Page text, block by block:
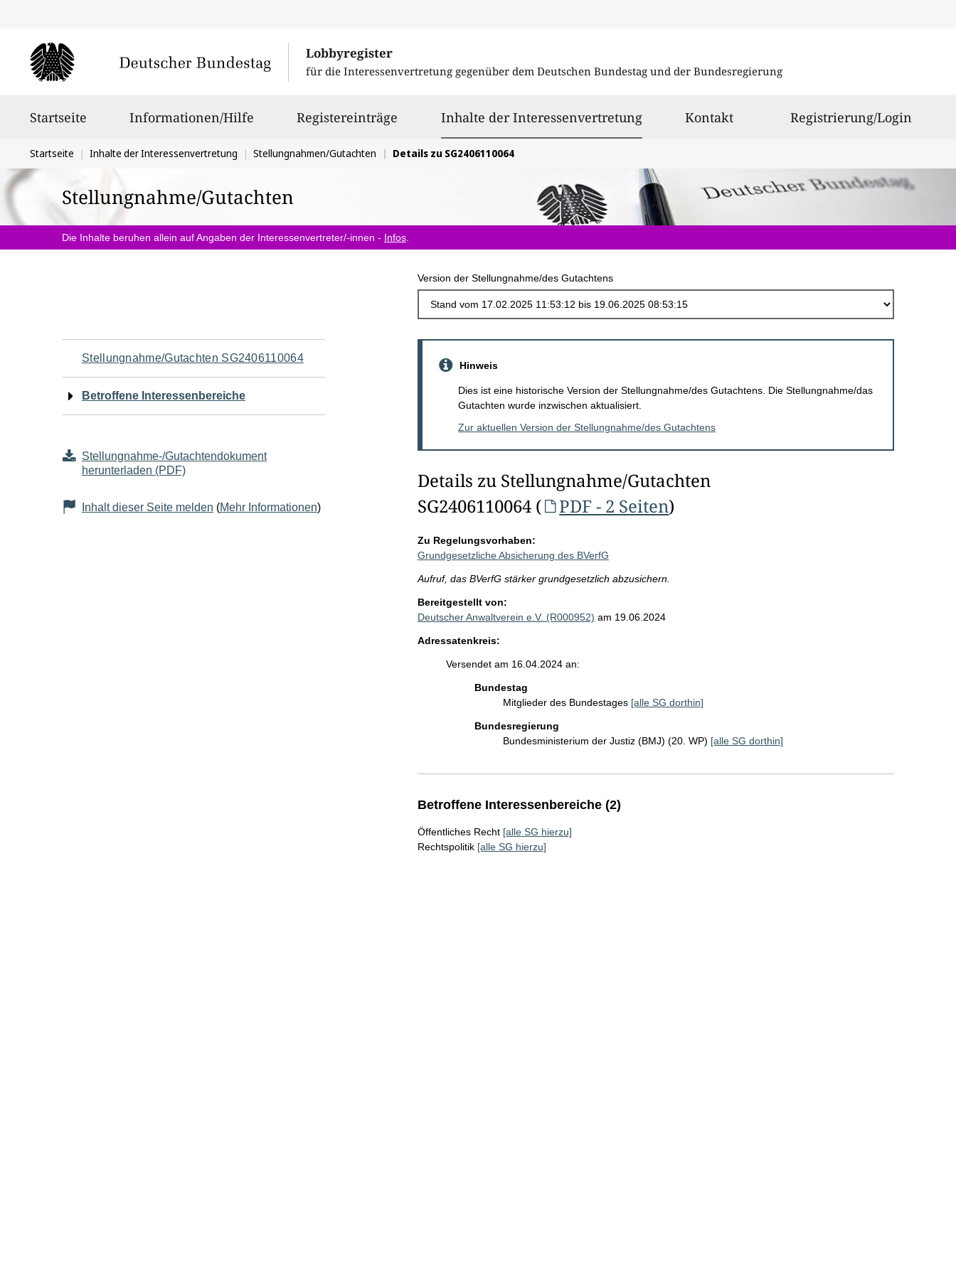
Lobbyregister
für die Interessenvertretung gegenüber dem Deutschen Bundestag und der Bundesregierung
Startseite Informationen/Hilfe Registereinträge Inhalte der Interessenvertretungausgewählt
Kontakt Registrierung/Login
Sie
befinden
sich
hier:
Startseite Inhalte der Interessenvertretung Stellungnahmen/Gutachten Details zu SG2406110064
Stellungnahme/Gutachten
Die Inhalte beruhen allein auf Angaben der Interessenvertreter/-innen - Infos
Version der Stellungnahme/des Gutachtens
Navigation
für
Seiteninhalt
Stellungnahme/Gutachten SG2406110064
Betroffene Interessenbereiche
Stellungnahme-/Gutachtendokument
herunterladen (PDF)
Inhalt dieser Seite melden (Mehr Informationen)
Hinweis
Dies ist eine historische Version der Stellungnahme/des Gutachtens. Die Stellungnahme/das
Gutachten wurde inzwischen aktualisiert.
Zur aktuellen Version der Stellungnahme/des Gutachtens
Details zu Stellungnahme/Gutachten
SG2406110064 (
PDF - 2 Seiten)
Zu Regelungsvorhaben:
Grundgesetzliche Absicherung des BVerfG
Aufruf, das BVerfG stärker grundgesetzlich abzusichern.
Bereitgestellt von:
Deutscher Anwaltverein e.V. (R000952) am 19.06.2024
Adressatenkreis:
Versendet am 16.04.2024 an:
Bundestag
Mitglieder des Bundestages [alle SG dorthin]
Bundesregierung
Bundesministerium der Justiz (BMJ) (20. WP) [alle SG dorthin]
Betroffene Interessenbereiche (2)
Öffentliches Recht [alle SG hierzu]
Rechtspolitik [alle SG hierzu]